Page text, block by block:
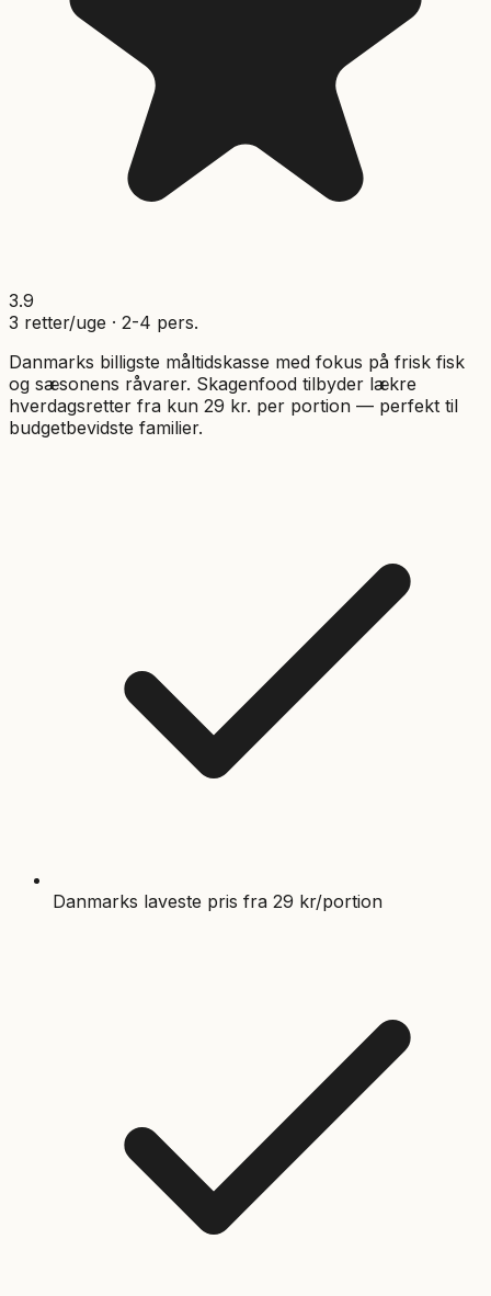
3.9
3 retter/uge · 2-4 pers.
Danmarks billigste måltidskasse med fokus på frisk fisk
og sæsonens råvarer. Skagenfood tilbyder lækre
hverdagsretter fra kun 29 kr. per portion — perfekt til
budgetbevidste familier.
Danmarks laveste pris fra 29 kr/portion